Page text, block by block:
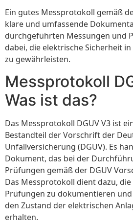
Ein gutes Messprotokoll gemäß
klare und umfassende
durchgeführten Messungen und
dabei, die elektrische Sicherheit
zu gewährleisten.
Messprotokoll
Was ist das?
Das Messprotokoll DGUV V3 ist
Bestandteil der Vorschrift der
Unfallversicherung (DGUV). Es
Dokument, das bei der
Prüfungen gemäß der DGUV
Das Messprotokoll dient dazu,
Prüfungen zu dokumentieren
den Zustand der elektrischen
erhalten.